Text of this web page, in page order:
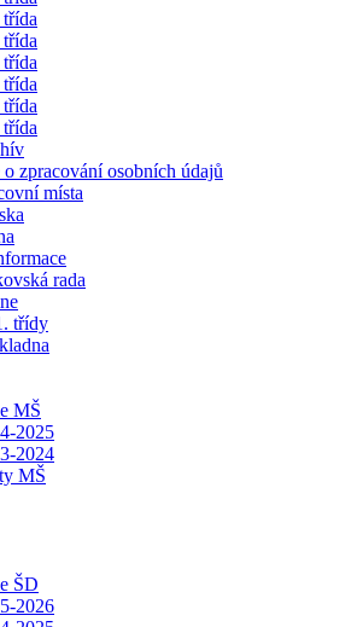
zpracování osobních údajů
místa
rada
třídy
MŠ
2025
2024
MŠ
ŠD
2026